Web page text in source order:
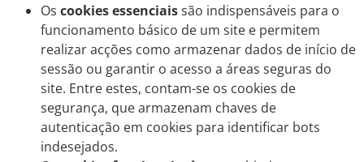
Os cookies essenciaissão indispensáveis para o
funcionamento básico de um site e permitem
realizar acções como armazenar dados de início de
sessão ou garantir o acesso a áreas seguras do
site. Entre estes, contam-se os cookies de
segurança, que armazenam chaves de
autenticação em cookies para identificar bots
indesejados.